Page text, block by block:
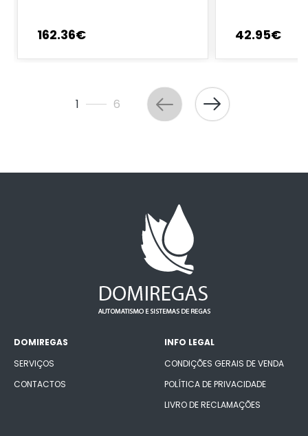
162.36€ 42.95€
1 6
DOMIREGAS
SERVIÇOS
CONTACTOS
INFO LEGAL
CONDIÇÕES GERAIS DE VENDA
POLÍTICA DE PRIVACIDADE
LIVRO DE RECLAMAÇÕES